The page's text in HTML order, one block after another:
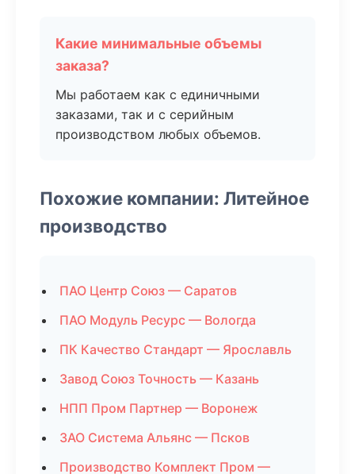
Какие минимальные объемы
заказа?
Мы работаем как с единичными
заказами, так и с серийным
производством любых объемов.
Похожие компании: Литейное
производство
ПАО Центр Союз — Саратов
ПАО Модуль Ресурс — Вологда
ПК Качество Стандарт — Ярославль
Завод Союз Точность — Казань
НПП Пром Партнер — Воронеж
ЗАО Система Альянс — Псков
Производство Комплект Пром —